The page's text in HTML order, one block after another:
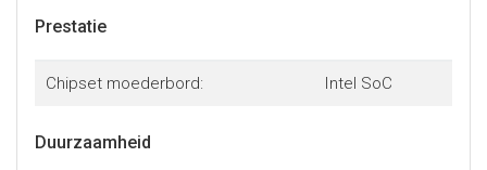
Prestatie
Chipset moederbord: Intel SoC
Duurzaamheid